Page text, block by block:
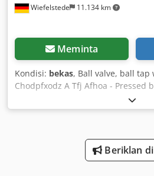
Wiefelstede 11.134 km
Meminta
Kondisi: bekas, Ball valve, ball
Chodpfxodz A Tfj Afhoa - Pressed
2" inch - Full bore, full ball -
available - Price: per piece -
Beriklan